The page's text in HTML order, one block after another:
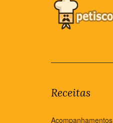
Receitas
Acompanhamentos